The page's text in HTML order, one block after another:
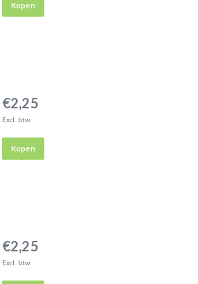
Kopen
€2,25
Excl. btw
Kopen
€2,25
Excl. btw